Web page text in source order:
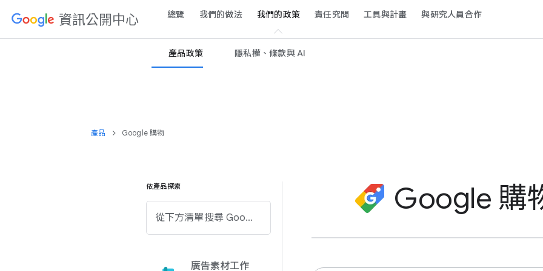
資訊​公開​中心 總覽 我們​的​做法 我們​的​政策
產品​政策 隱​私權、​條款​與 A​I
責任​究問 工具​與​計畫 與​研究​人員​合作
產品 Google 購物
依​產品​探索
從​下方清​單​搜尋 Google 產品。
廣告素材​工作​
Google 購